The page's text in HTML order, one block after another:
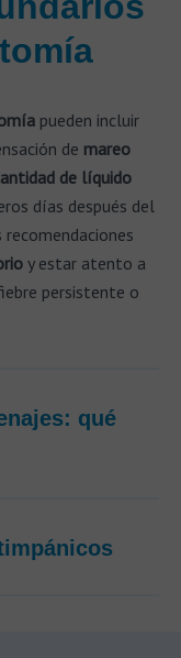
pueden incluir
de mareo
de líquido
días después del
y estar atento a
persistente o
qué